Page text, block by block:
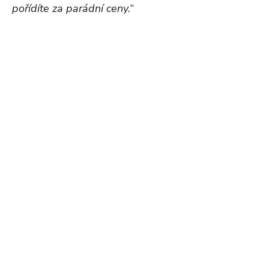
pořídíte za parádní ceny.“